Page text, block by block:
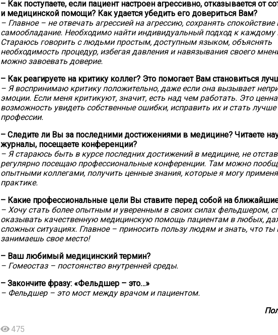
– Как поступаете, если пациент настроен агрессивно, отказывается от
и медицинской помощи? Как удается убедить его довериться Вам?
– Главное – не отвечать агрессией на агрессию, сохранять спокойствие
самообладание. Необходимо найти индивидуальный подход к каждому
Стараюсь говорить с людьми простым, доступным языком, объяснять
необходимость процедур, избегая давления и навязывания своего
можно завоевать доверие.
– Как реагируете на критику коллег? Это помогает Вам становиться
– Я воспринимаю критику положительно, даже если она вызывает
эмоции. Если меня критикуют, значит, есть над чем работать. Это
возможность увидеть собственные ошибки, исправить их и стать лучше
профессии.
– Следите ли Вы за последними достижениями в медицине? Читаете
журналы, посещаете конференции?
– Я стараюсь быть в курсе последних достижений в медицине, не
регулярно посещаю профессиональные конференции. Там можно
опытными коллегами, получить ценные знания, которые я могу
практике.
– Какие профессиональные цели Вы ставите перед собой на ближайшие
– Хочу стать более опытным и уверенным в своих силах фельдшером,
оказывать качественную медицинскую помощь пациентам в любых,
сложных ситуациях. Главное – приносить пользу людям и знать, что ты
занимаешь свое место!
– Ваш любимый медицинский термин?
– Гомеостаз – постоянство внутренней среды.
– Закончите фразу: «Фельдшер – это…»
– Фельдшер – это мост между врачом и пациентом.
475